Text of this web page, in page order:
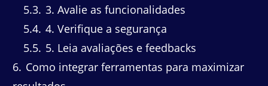
5.3 3. Avalie as funcionalidades
5.4 4. Verifique a segurança
5.5 5. Leia avaliações e feedbacks
6 Como integrar ferramentas para maximizar